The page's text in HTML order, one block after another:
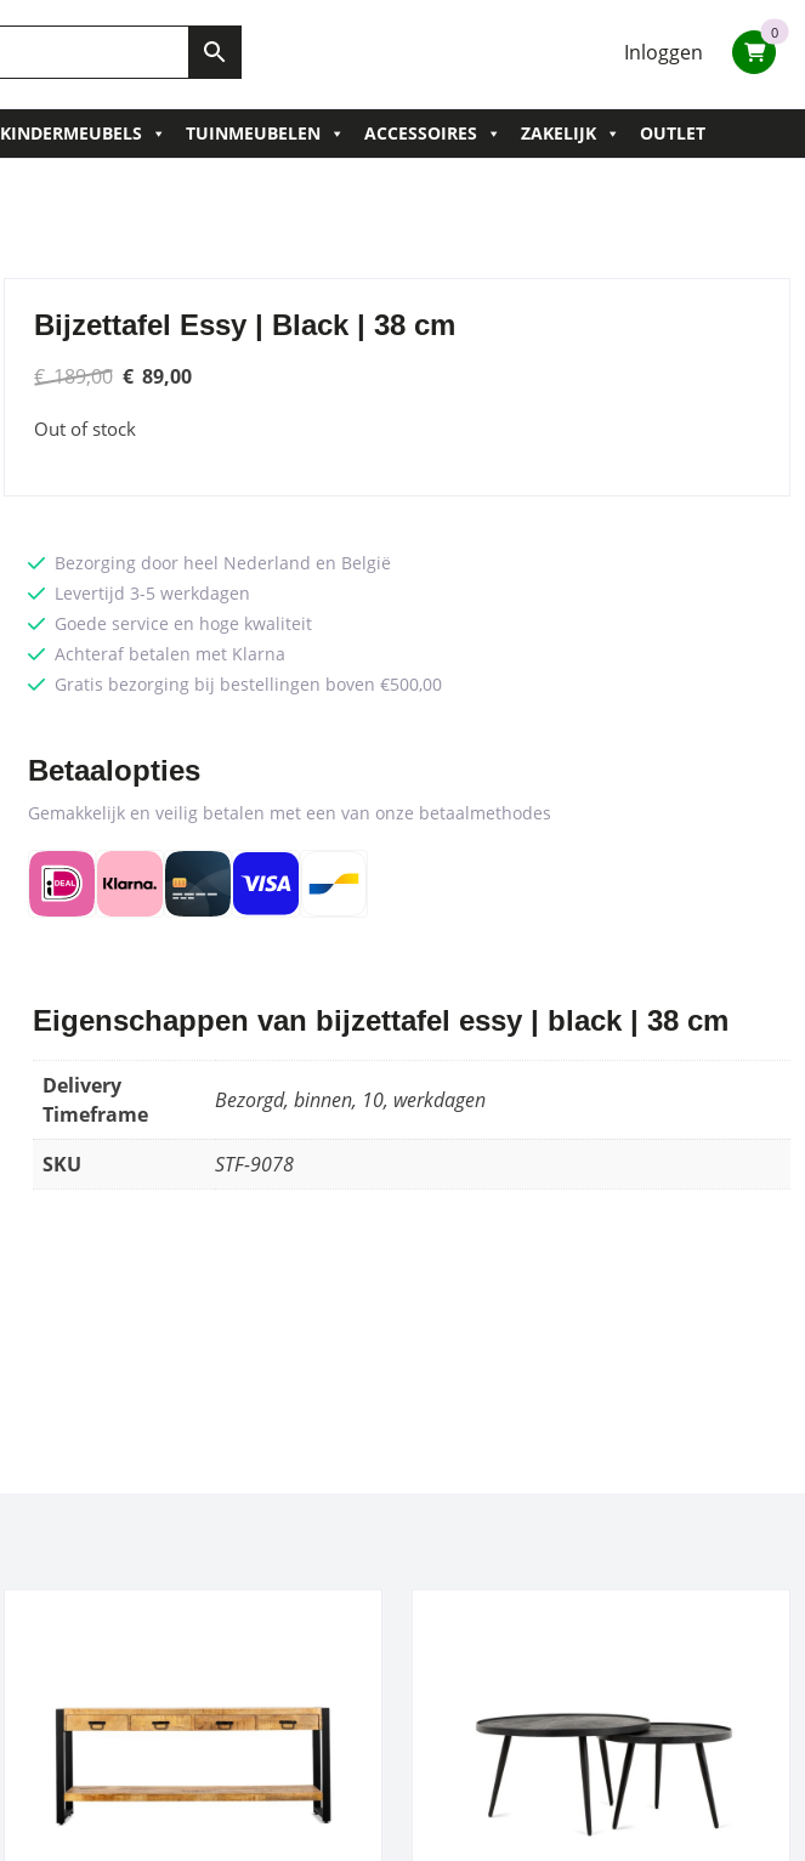
Inloggen
0
KINDERMEUBELS TUINMEUBELEN ACCESSOIRES ZAKELIJK OUTLET
Bijzettafel Essy | Black | 38 cm
€189,00 Original
was:
€ 89,00Current
Out of stock
Bezorging door heel Nederland en België
Levertijd 3-5 werkdagen
Goede service en hoge kwaliteit
Achteraf betalen met Klarna
Gratis bezorging bij bestellingen boven €500,00
Betaalopties
Gemakkelijk en veilig betalen met een van onze betaalmethodes
Eigenschappen van bijzettafel essy | black | 38 cm
Delivery
Timeframe
Bezorgd, binnen, 10, werkdagen
SKU STF-9078